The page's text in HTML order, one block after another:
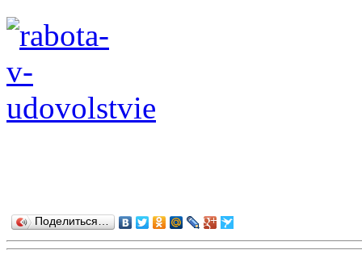
Поделиться…